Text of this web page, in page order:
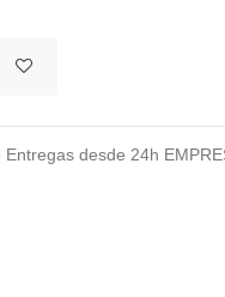
desde 24h